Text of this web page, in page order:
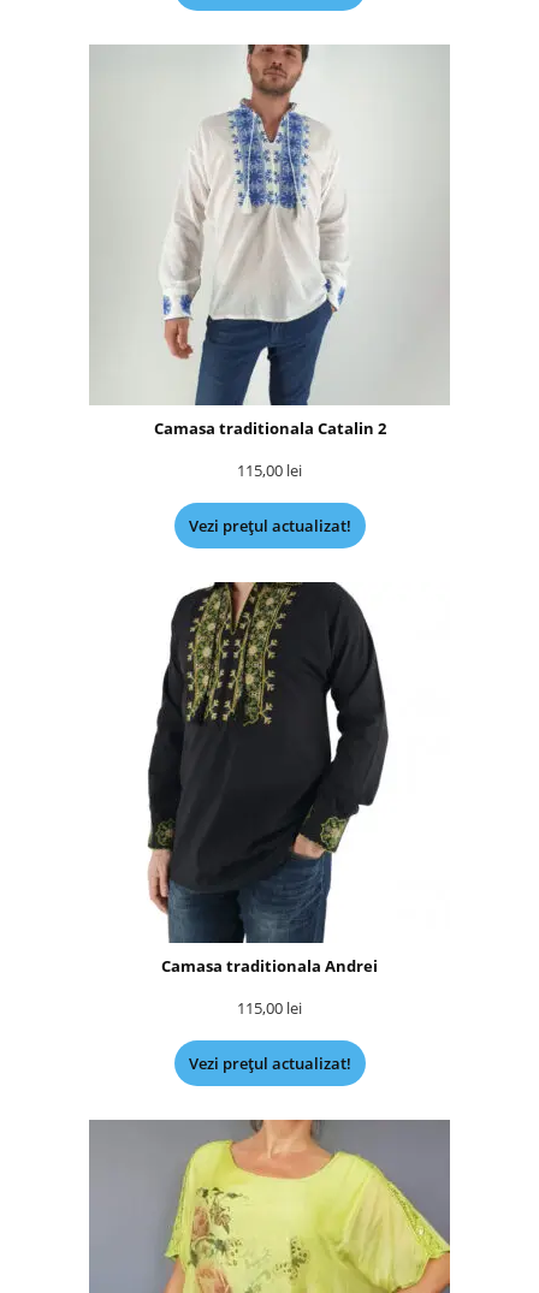
Camasa traditionala Catalin 2
115,00 lei
Vezi prețul actualizat!
Camasa traditionala Andrei
115,00 lei
Vezi prețul actualizat!